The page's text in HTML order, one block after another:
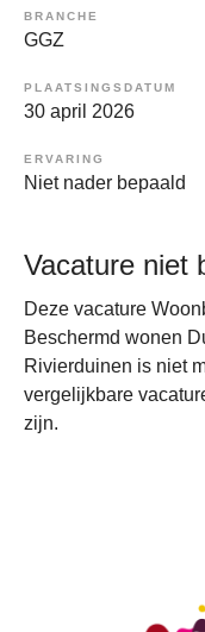
BRANCHE
GGZ
PLAATSINGSDATUM
30 april 2026
ERVARING
Niet nader bepaald
Vacature niet
Deze vacature
Beschermd wonen
Rivierduinen is niet
vergelijkbare
zijn.